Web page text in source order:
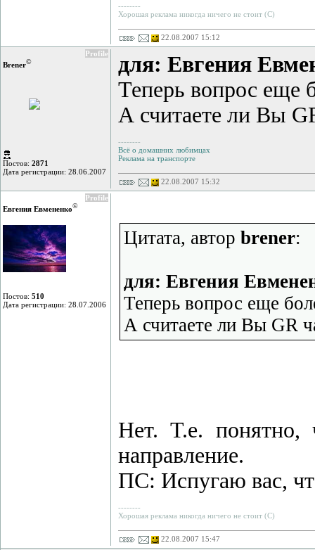
--------
Хорошая реклама никогда ничего не стоит (С)
22.08.2007 15:12
Profile
Brener©
Постов: 2871
Дата регистрации: 28.06.2007
для: Евгения
Теперь вопрос еще
А считаете ли Вы
--------
Всё о домашних любимцах
Реклама на транспорте
22.08.2007 15:32
Profile
Евгения Евмененко©
Постов: 510
Дата регистрации: 28.07.2006
Цитата, автор brener:
для: Евгения
Теперь вопрос еще
А считаете ли Вы GR
Нет. Т.е. понятно,
направление.
ПС: Испугаю вас,
--------
Хорошая реклама никогда ничего не стоит (С)
22.08.2007 15:47